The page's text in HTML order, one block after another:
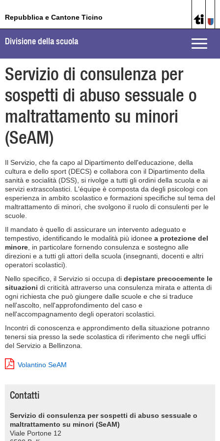
Repubblica e Cantone Ticino
Toggle
Divisione della scuola
Servizio di consulenza per
sospetti di abuso sessuale o
maltrattamento su minori
(SeAM)
Il Servizio, che fa capo al Dipartimento dell'educazione, della
cultura e dello sport (DECS) e collabora con il Dipartimento della
sanità e socialità (DSS), si rivolge a tutti gli ordini della scuola e ai
servizi extrascolastici. L'équipe è composta da degli psicologi con
esperienza in ambito scolastico e formazioni specifiche sul tema del
maltrattamento di minori, che svolgono il ruolo di consulenti per le
scuole.
Il mandato è quello di assicurare un intervento adeguato e
tempestivo, identificando le modalità più idonee a protezione del
minore , in particolare fornendo consulenza e sostegno alle
direzioni e a tutti gli attori della scuola (insegnanti, docenti e altri
operatori scolastici).
Nello specifico, il Servizio si occupa di depistare precocemente le
situazioni di criticità attraverso una consulenza mirata e attenta di
ogni richiesta che può giungere dalle scuole e che si traduce
nell'ascolto, nell'approfondimento del caso e
nell'accompagnamento degli operatori scolastici.
Incontri di conoscenza e approndimento della situazione potranno
tenersi sia presso la sede scolastica di riferimento che negli uffici
del Servizio a Bellinzona.
Volantino SeAM
Contatti
Servizio di consulenza per sospetti di abuso sessuale o
maltrattamento su minori (SeAM)
Viale Portone 12